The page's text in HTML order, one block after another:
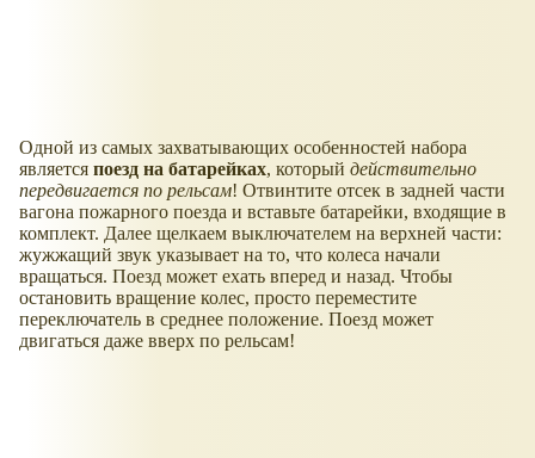
Одной из самых захватывающих особенностей набора
является поезд на батарейках, который действительно
передвигается по рельсам! Отвинтите отсек в задней части
вагона пожарного поезда и вставьте батарейки, входящие в
комплект. Далее щелкаем выключателем на верхней части:
жужжащий звук указывает на то, что колеса начали
вращаться. Поезд может ехать вперед и назад. Чтобы
остановить вращение колес, просто переместите
переключатель в среднее положение. Поезд может
двигаться даже вверх по рельсам!